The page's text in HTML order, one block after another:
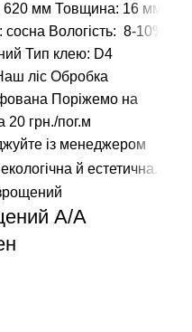
620 мм Товщина: 16 мм
сосна Вологість: 8-10%
Тип клею: D4
ліс Обробка
Поріжемо на
20 грн./пог.м
із менеджером
A/А